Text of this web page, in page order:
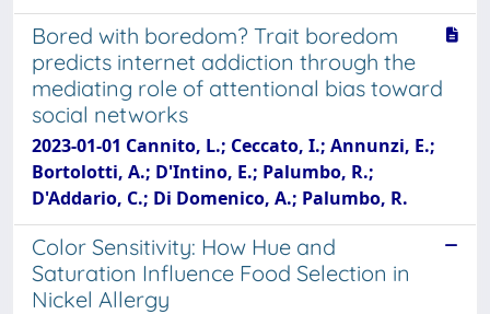
Bored with boredom? Trait boredom
predicts internet addiction through the
mediating role of attentional bias toward
social networks
2023-01-01 Cannito, L.; Ceccato, I.; Annunzi, E.;
Bortolotti, A.; D'Intino, E.; Palumbo, R.;
D'Addario, C.; Di Domenico, A.; Palumbo, R.
Color Sensitivity: How Hue and
Saturation Influence Food Selection in
Nickel Allergy